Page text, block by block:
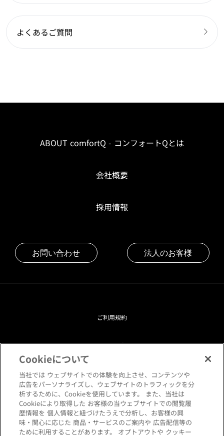
よくあるご質問
ABOUT comfortQ - コンフォートQとは
会社概要
採用情報
お問い合わせ 法人のお客様
ご利用規約
プライバシーポリシー
クッキーポリシー
閲覧環境について
サイトマップ
Cookieについて
当社では ウェブサイトでの体験を向上させ、コンテンツや
広告をパーソナライズし、ウェブサイトのトラフィックを分
析するために、Cookieを使用しています。 また、当社は
Cookieにより取得した お客様の当ウェブサイトでの閲覧履
歴情報を 個人情報と紐づけたうえで分析し、お客様の興
味・関心に応じた 商品・サービスのご案内や 広告配信等の
ために利用することがあります。 オプトアウトや クッキー